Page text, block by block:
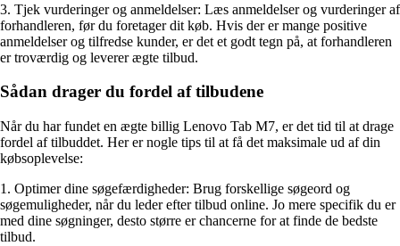
3. Tjek vurderinger og anmeldelser: Læs anmeldelser og vurderinger af
forhandleren, før du foretager dit køb. Hvis der er mange positive
anmeldelser og tilfredse kunder, er det et godt tegn på, at forhandleren
er troværdig og leverer ægte tilbud.
Sådan drager du fordel af tilbudene
Når du har fundet en ægte billig Lenovo Tab M7, er det tid til at drage
fordel af tilbuddet. Her er nogle tips til at få det maksimale ud af din
købsoplevelse:
1. Optimer dine søgefærdigheder: Brug forskellige søgeord og
søgemuligheder, når du leder efter tilbud online. Jo mere specifik du er
med dine søgninger, desto større er chancerne for at finde de bedste
tilbud.